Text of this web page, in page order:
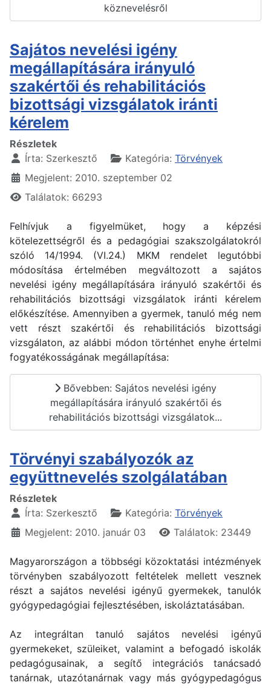
köznevelésről
Sajátos nevelési igény
megállapítására irányuló
szakértői és rehabilitációs
bizottsági vizsgálatok iránti
kérelem
Részletek
Írta: Szerkesztő Kategória: Törvények
Megjelent: 2010. szeptember 02
Találatok: 66293
Felhívjuk a figyelmüket, hogy a képzési
kötelezettségről és a pedagógiai szakszolgálatokról
szóló 14/1994. (VI.24.) MKM rendelet legutóbbi
módosítása értelmében megváltozott a sajátos
nevelési igény megállapítására irányuló szakértői és
rehabilitációs bizottsági vizsgálatok iránti kérelem
előkészítése. Amennyiben a gyermek, tanuló még nem
vett részt szakértői és rehabilitációs bizottsági
vizsgálaton, az alábbi módon történhet enyhe értelmi
fogyatékosságának megállapítása:
Bővebben: Sajátos nevelési igény
megállapítására irányuló szakértői és
rehabilitációs bizottsági vizsgálatok...
Törvényi szabályozók az
együttnevelés szolgálatában
Részletek
Írta: Szerkesztő Kategória: Törvények
Megjelent: 2010. január 03
Találatok: 23449
Magyarországon a többségi közoktatási intézmények
törvényben szabályozott feltételek mellett vesznek
részt a sajátos nevelési igényű gyermekek, tanulók
gyógypedagógiai fejlesztésében, iskoláztatásában.
Az integráltan tanuló sajátos nevelési igényű
gyermekeket, szüleiket, valamint a befogadó iskolák
pedagógusainak, a segítő integrációs tanácsadó
tanárnak, utazótanárnak vagy más gyógypedagógus